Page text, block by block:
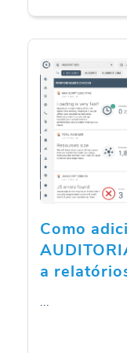
Como
a
...